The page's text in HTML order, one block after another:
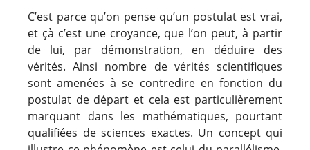
C’est parce qu’on pense qu’un postulat est vrai,
et çà c’est une croyance, que l’on peut, à partir
de lui, par démonstration, en déduire des
vérités. Ainsi nombre de vérités scientifiques
sont amenées à se contredire en fonction du
postulat de départ et cela est particulièrement
marquant dans les mathématiques, pourtant
qualifiées de sciences exactes. Un concept qui